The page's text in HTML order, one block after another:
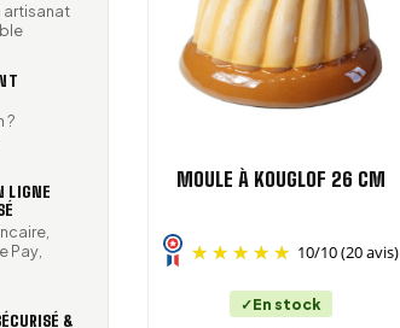
artisanat
?
LIGNE
Pay,
&
MOULE À KOUGLOF 26 CM
10/10(20 avis)
En stock